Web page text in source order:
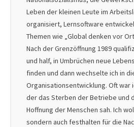
Leben der kleinen Leute im
organisiert, Lernsoftware
Themen wie „Global denken vor
Nach der Grenzöffnung 1989
und half, in Umbrüchen neue
finden und dann wechselte ich in
Organisationsentwicklung. Oft war
der das Sterben der Betriebe und
Hoffnung der Menschen sah. Ich
sondern auch festhalten für die